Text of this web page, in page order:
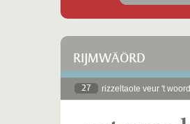
RIJMWÄÖRD
27 rizzeltaote veur 't woord